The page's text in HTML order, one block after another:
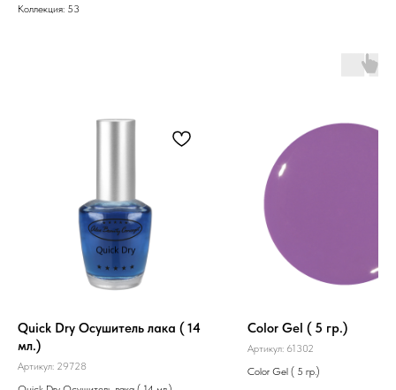
Коллекция: 53
Quick Dry Осушитель лака ( 14
мл.)
Артикул: 29728
Color Gel ( 5 гр.)
Артикул: 61302
Color Gel ( 5 гр.)